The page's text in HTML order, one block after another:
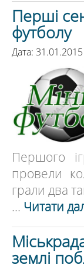
Перші
футболу
Дата:
Першого
провели
грали два
... Читати
землі